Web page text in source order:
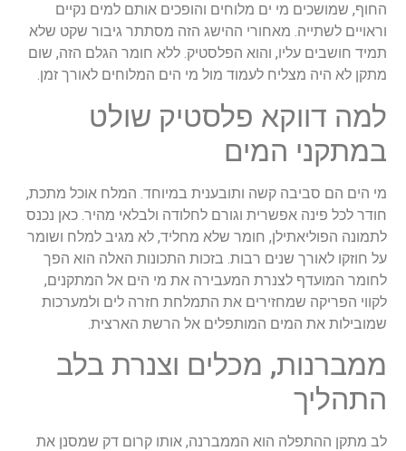
החוף, שמושכים מי ים מלוחים והופכים אותם למים נקיים
וראויים לשתייה. מאחורי ההישג הזה מסתתר גיבור שקט שלא
תמיד חושבים עליו, והוא הפלסטיק. ללא חומר הגלם הזה, שום
מתקן לא היה מצליח לעמוד מול מי הים המלוחים לאורך זמן.
למה דווקא פלסטיק שולט
במתקני המים
מי הים הם סביבה קשה ותובענית במיוחד. המלח אוכל מתכת,
חודר לכל פינה אפשרית וגורם לחלודה ולבלאי מהיר. כאן נכנס
לתמונה הפוליאתילן, חומר שלא מחליד, לא מגיב למלח ושומר
על חוזקו לאורך שנים רבות. בזכות התכונות האלה הוא הפך
לחומר המועדף לצנרת המעבירה את מי הים אל המתקנים,
לקווי הפריקה שמחזירים את התמלחת חזרה לים ולמערכות
שמובילות את המים המותפלים אל הרשת הארצית.
ממברנות, מכלים וצנרת בלב
התהליך
לב מתקן ההתפלה הוא הממברנה, אותו קרום דק שמסנן את